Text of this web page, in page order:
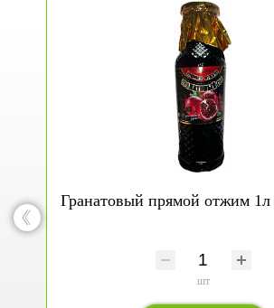
Гранатовый прямой отжим
шт